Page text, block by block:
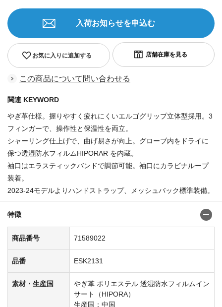
お気に入りに追加する
入荷お知らせを申込む
この商品について問い合わせる
関連 KEYWORD
やぎ革仕様。握りやすく疲れにくいエルゴグリップ立体型採用。3
フィンガーで、操作性と保温性を両立。
シャーリング仕上げで、曲げ易さが向上。グローブ内をドライに
保つ透湿防水フィルムHIPORAR を内蔵。
袖口はエラスティックバンドで調節可能。袖口にカラビナループ
装着。
2023-24モデルよりハンドストラップ、メッシュバック標準装備。
特徴
商品番号 71589022
品番 ESK2131
素材・生産国
やぎ革 ポリエステル 透湿防水フィルムイン
サート（HIPORA）
生産国：中国